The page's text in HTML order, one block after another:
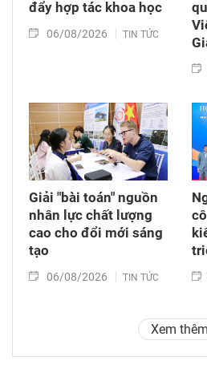
đẩy hợp tác khoa học
06/08/2026 TIN TỨC
Giải "bài toán" nguồn
nhân lực chất lượng
cao cho đổi mới sáng
tạo
06/08/2026 TIN TỨC
Xem thêm